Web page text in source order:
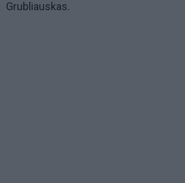
Grubliauskas.